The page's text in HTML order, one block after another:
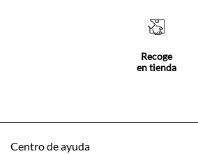
Recoge
en tienda
Centro de ayuda